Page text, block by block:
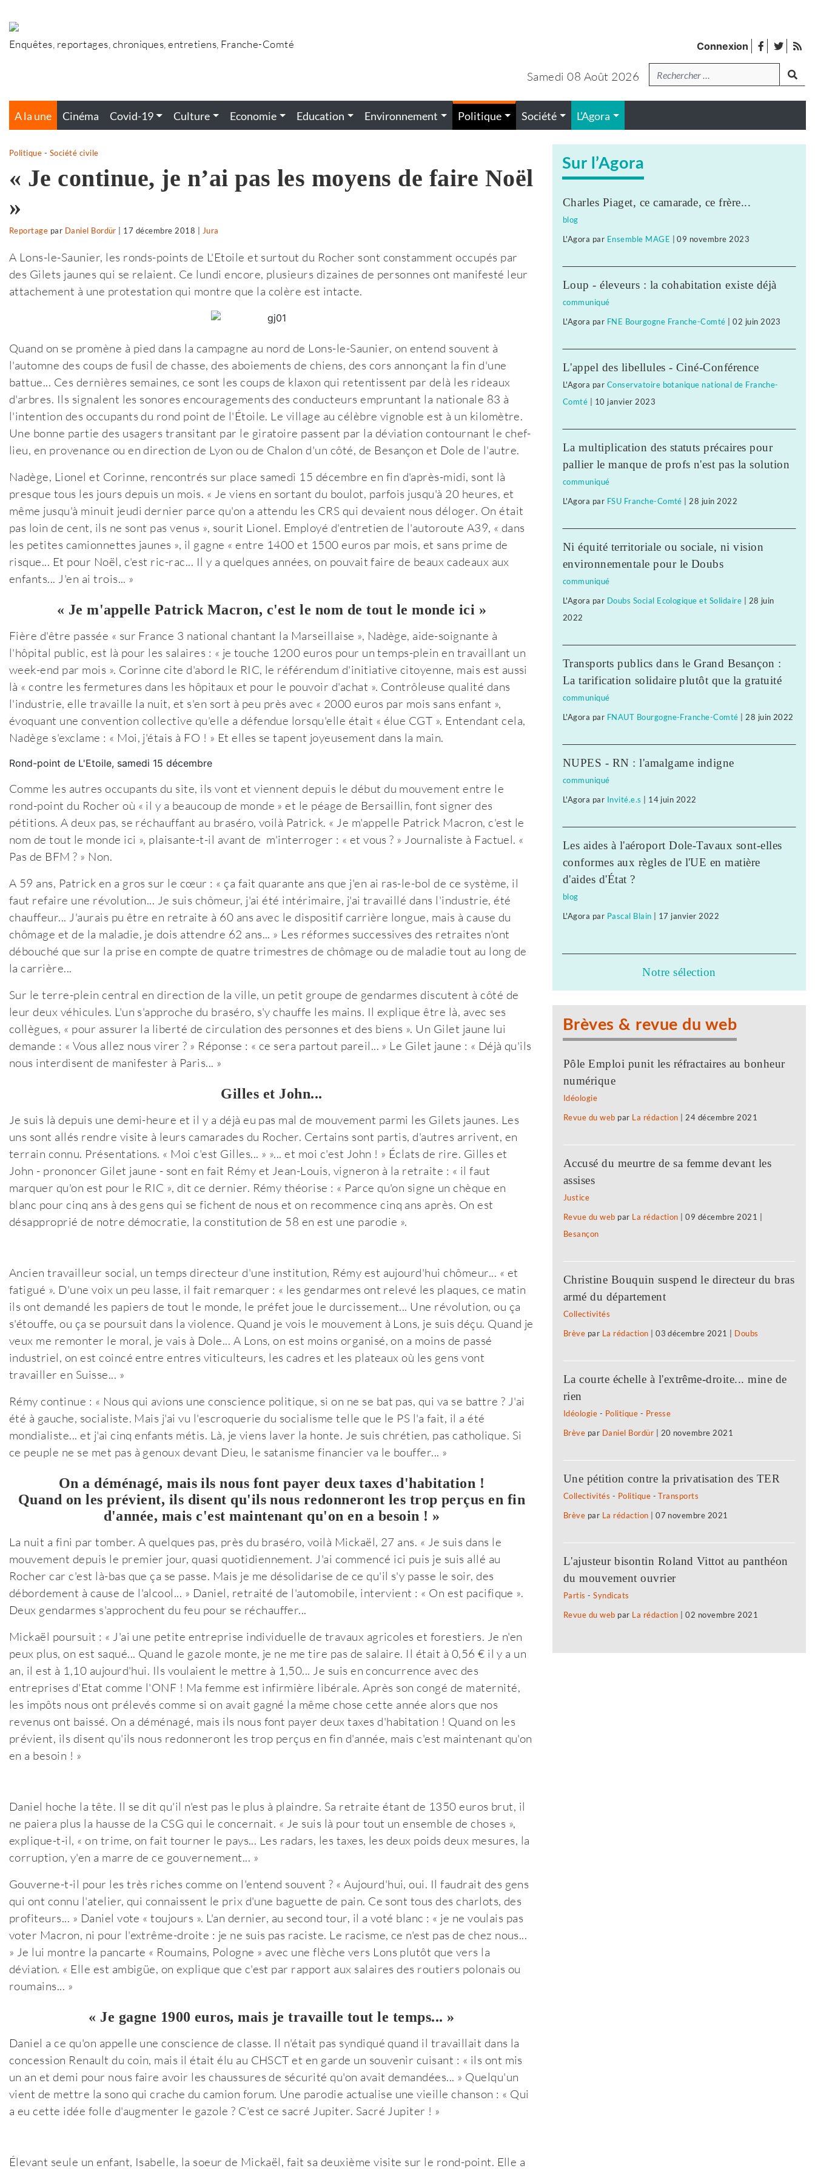
au
Enquêtes, reportages, chroniques, entretiens, Franche-Comté Connexion facebook
twitter
Samedi 08 Août 2026Recherche
A la une Cinéma Covid-19 Culture Economie Education Environnement Politique Société L’Agora
Politique - Société civile
« Je continue, je n’ai pas les moyens de faire Noël
»
Reportage par Daniel Bordür 17 décembre 2018 Jura
A Lons-le-Saunier, les ronds-points de L'Etoile et surtout du Rocher sont constamment occupés par
des Gilets jaunes qui se relaient. Ce lundi encore, plusieurs dizaines de personnes ont manifesté leur
attachement à une protestation qui montre que la colère est intacte.
Quand on se promène à pied dans la campagne au nord de Lons-le-Saunier, on entend souvent à
l'automne des coups de fusil de chasse, des aboiements de chiens, des cors annonçant la fin d'une
battue... Ces dernières semaines, ce sont les coups de klaxon qui retentissent par delà les rideaux
d'arbres. Ils signalent les sonores encouragements des conducteurs empruntant la nationale 83 à
l'intention des occupants du rond point de l'Étoile. Le village au célèbre vignoble est à un kilomètre.
Une bonne partie des usagers transitant par le giratoire passent par la déviation contournant le chef-
lieu, en provenance ou en direction de Lyon ou de Chalon d'un côté, de Besançon et Dole de l'autre.
Nadège, Lionel et Corinne, rencontrés sur place samedi 15 décembre en fin d'après-midi, sont là
presque tous les jours depuis un mois. « Je viens en sortant du boulot, parfois jusqu'à 20 heures, et
même jusqu'à minuit jeudi dernier parce qu'on a attendu les CRS qui devaient nous déloger. On était
pas loin de cent, ils ne sont pas venus », sourit Lionel. Employé d'entretien de l'autoroute A39, « dans
les petites camionnettes jaunes », il gagne « entre 1400 et 1500 euros par mois, et sans prime de
risque... Et pour Noël, c'est ric-rac... Il y a quelques années, on pouvait faire de beaux cadeaux aux
enfants... J'en ai trois... »
« Je m'appelle Patrick Macron, c'est le nom de tout le monde ici »
Fière d'être passée « sur France 3 national chantant la Marseillaise », Nadège, aide-soignante à
l'hôpital public, est là pour les salaires : « je touche 1200 euros pour un temps-plein en travaillant un
week-end par mois ». Corinne cite d'abord le RIC, le référendum d'initiative citoyenne, mais est aussi
là « contre les fermetures dans les hôpitaux et pour le pouvoir d'achat ». Contrôleuse qualité dans
l'industrie, elle travaille la nuit, et s'en sort à peu près avec « 2000 euros par mois sans enfant »,
évoquant une convention collective qu'elle a défendue lorsqu'elle était « élue CGT ». Entendant cela,
Nadège s'exclame : « Moi, j'étais à FO ! » Et elles se tapent joyeusement dans la main.
Rond-point de L'Etoile, samedi 15 décembre
Comme les autres occupants du site, ils vont et viennent depuis le début du mouvement entre le
rond-point du Rocher où « il y a beaucoup de monde » et le péage de Bersaillin, font signer des
pétitions. A deux pas, se réchauffant au braséro, voilà Patrick. « Je m'appelle Patrick Macron, c'est le
nom de tout le monde ici », plaisante-t-il avant de m'interroger : « et vous ? » Journaliste à Factuel. «
Pas de BFM ? » Non.
A 59 ans, Patrick en a gros sur le cœur : « ça fait quarante ans que j'en ai ras-le-bol de ce système, il
faut refaire une révolution... Je suis chômeur, j'ai été intérimaire, j'ai travaillé dans l'industrie, été
chauffeur... J'aurais pu être en retraite à 60 ans avec le dispositif carrière longue, mais à cause du
chômage et de la maladie, je dois attendre 62 ans... » Les réformes successives des retraites n'ont
débouché que sur la prise en compte de quatre trimestres de chômage ou de maladie tout au long de
la carrière...
Sur le terre-plein central en direction de la ville, un petit groupe de gendarmes discutent à côté de
leur deux véhicules. L'un s'approche du braséro, s'y chauffe les mains. Il explique être là, avec ses
collègues, « pour assurer la liberté de circulation des personnes et des biens ». Un Gilet jaune lui
demande : « Vous allez nous virer ? » Réponse : « ce sera partout pareil... » Le Gilet jaune : « Déjà qu'ils
nous interdisent de manifester à Paris... »
Gilles et John...
Je suis là depuis une demi-heure et il y a déjà eu pas mal de mouvement parmi les Gilets jaunes. Les
uns sont allés rendre visite à leurs camarades du Rocher. Certains sont partis, d'autres arrivent, en
terrain connu. Présentations. « Moi c'est Gilles... » »... et moi c'est John ! » Éclats de rire. Gilles et
John - prononcer Gilet jaune - sont en fait Rémy et Jean-Louis, vigneron à la retraite : « il faut
marquer qu'on est pour le RIC », dit ce dernier. Rémy théorise : « Parce qu'on signe un chèque en
blanc pour cinq ans à des gens qui se fichent de nous et on recommence cinq ans après. On est
désapproprié de notre démocratie, la constitution de 58 en est une parodie ».
Ancien travailleur social, un temps directeur d'une institution, Rémy est aujourd'hui chômeur... « et
fatigué ». D'une voix un peu lasse, il fait remarquer : « les gendarmes ont relevé les plaques, ce matin
ils ont demandé les papiers de tout le monde, le préfet joue le durcissement... Une révolution, ou ça
s'étouffe, ou ça se poursuit dans la violence. Quand je vois le mouvement à Lons, je suis déçu. Quand je
veux me remonter le moral, je vais à Dole... A Lons, on est moins organisé, on a moins de passé
industriel, on est coincé entre entres viticulteurs, les cadres et les plateaux où les gens vont
travailler en Suisse... »
Rémy continue : « Nous qui avions une conscience politique, si on ne se bat pas, qui va se battre ? J'ai
été à gauche, socialiste. Mais j'ai vu l'escroquerie du socialisme telle que le PS l'a fait, il a été
mondialiste... et j'ai cinq enfants métis. Là, je viens laver la honte. Je suis chrétien, pas catholique. Si
ce peuple ne se met pas à genoux devant Dieu, le satanisme financier va le bouffer... »
On a déménagé, mais ils nous font payer deux taxes d'habitation !
Quand on les prévient, ils disent qu'ils nous redonneront les trop perçus en fin
d'année, mais c'est maintenant qu'on en a besoin ! »
La nuit a fini par tomber. A quelques pas, près du braséro, voilà Mickaël, 27 ans. « Je suis dans le
mouvement depuis le premier jour, quasi quotidiennement. J'ai commencé ici puis je suis allé au
Rocher car c'est là-bas que ça se passe. Mais je me désolidarise de ce qu'il s'y passe le soir, des
débordement à cause de l'alcool... » Daniel, retraité de l'automobile, intervient : « On est pacifique ».
Deux gendarmes s'approchent du feu pour se réchauffer...
Mickaël poursuit : « J'ai une petite entreprise individuelle de travaux agricoles et forestiers. Je n'en
peux plus, on est saqué... Quand le gazole monte, je ne me tire pas de salaire. Il était à 0,56 € il y a un
an, il est à 1,10 aujourd'hui. Ils voulaient le mettre à 1,50... Je suis en concurrence avec des
entreprises d'Etat comme l'ONF ! Ma femme est infirmière libérale. Après son congé de maternité,
les impôts nous ont prélevés comme si on avait gagné la même chose cette année alors que nos
revenus ont baissé. On a déménagé, mais ils nous font payer deux taxes d'habitation ! Quand on les
prévient, ils disent qu'ils nous redonneront les trop perçus en fin d'année, mais c'est maintenant qu'on
en a besoin ! »
Daniel hoche la tête. Il se dit qu'il n'est pas le plus à plaindre. Sa retraite étant de 1350 euros brut, il
ne paiera plus la hausse de la CSG qui le concernait. « Je suis là pour tout un ensemble de choses »,
explique-t-il, « on trime, on fait tourner le pays... Les radars, les taxes, les deux poids deux mesures, la
corruption, y'en a marre de ce gouvernement... »
Gouverne-t-il pour les très riches comme on l'entend souvent ? « Aujourd'hui, oui. Il faudrait des gens
qui ont connu l'atelier, qui connaissent le prix d'une baguette de pain. Ce sont tous des charlots, des
profiteurs... » Daniel vote « toujours ». L'an dernier, au second tour, il a voté blanc : « je ne voulais pas
voter Macron, ni pour l'extrême-droite : je ne suis pas raciste. Le racisme, ce n'est pas de chez nous...
» Je lui montre la pancarte « Roumains, Pologne » avec une flèche vers Lons plutôt que vers la
déviation. « Elle est ambigüe, on explique que c'est par rapport aux salaires des routiers polonais ou
roumains... »
« Je gagne 1900 euros, mais je travaille tout le temps... »
Daniel a ce qu'on appelle une conscience de classe. Il n'était pas syndiqué quand il travaillait dans la
concession Renault du coin, mais il était élu au CHSCT et en garde un souvenir cuisant : « ils ont mis
un an et demi pour nous faire avoir les chaussures de sécurité qu'on avait demandées... » Quelqu'un
vient de mettre la sono qui crache du camion forum. Une parodie actualise une vieille chanson : « Qui
a eu cette idée folle d'augmenter le gazole ? C'est ce sacré Jupiter. Sacré Jupiter ! »
Élevant seule un enfant, Isabelle, la soeur de Mickaël, fait sa deuxième visite sur le rond-point. Elle a
Sur l’Agora
Charles Piaget, ce camarade, ce frère...
blog
L'Agora par Ensemble MAGE |09 novembre 2023
Loup - éleveurs : la cohabitation existe déjà
communiqué
L'Agora par FNE Bourgogne Franche-Comté |02 juin 2023
L'appel des libellules - Ciné-Conférence
L'Agora par Conservatoire botanique national de Franche-
Comté
10 janvier 2023
La multiplication des statuts précaires pour
pallier le manque de profs n'est pas la solution
communiqué
L'Agora par FSU Franche-Comté 28 juin 2022
Ni équité territoriale ou sociale, ni vision
environnementale pour le Doubs
communiqué
L'Agora par Doubs Social Ecologique et Solidaire
28 juin
2022
Transports publics dans le Grand Besançon :
La tarification solidaire plutôt que la gratuité
communiqué
L'Agora par FNAUT Bourgogne-Franche-Comté 28 juin 2022
NUPES - RN : l'amalgame indigne
communiqué
L'Agora par Invité.e.s 14 juin 2022
Les aides à l'aéroport Dole-Tavaux sont-elles
conformes aux règles de l'UE en matière
d'aides d'État ?
blog
L'Agora par Pascal Blain 17 janvier 2022
Notre sélection
Brèves & revue du web
Pôle Emploi punit les réfractaires au bonheur
numérique
Idéologie
Revue du web par La rédaction 24 décembre 2021
Accusé du meurtre de sa femme devant les
assises
Justice
Revue du web par La rédaction |09 décembre 2021
Besançon
Christine Bouquin suspend le directeur du bras
armé du département
Collectivités
Brève par La rédaction |03 décembre 2021 Doubs
La courte échelle à l'extrême-droite... mine de
rien
Idéologie - Politique - Presse
Brève par Daniel Bordür 20 novembre 2021
Une pétition contre la privatisation des TER
Collectivités - Politique -Transports
Brève par La rédaction |07 novembre 2021
L'ajusteur bisontin Roland Vittot au panthéon
du mouvement ouvrier
Partis -Syndicats
Revue du web par La rédaction |02 novembre 2021